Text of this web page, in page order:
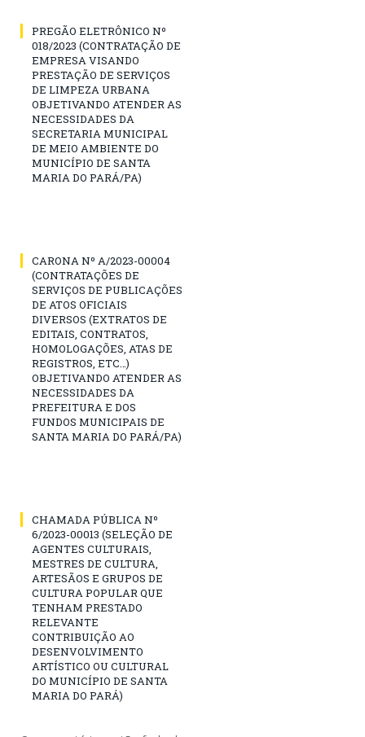
PREGÃO ELETRÔNICO Nº
018/2023 (CONTRATAÇÃO DE
EMPRESA VISANDO
PRESTAÇÃO DE SERVIÇOS
DE LIMPEZA URBANA
OBJETIVANDO ATENDER AS
NECESSIDADES DA
SECRETARIA MUNICIPAL
DE MEIO AMBIENTE DO
MUNICÍPIO DE SANTA
MARIA DO PARÁ/PA)
CARONA Nº A/2023-00004
(CONTRATAÇÕES DE
SERVIÇOS DE PUBLICAÇÕES
DE ATOS OFICIAIS
DIVERSOS (EXTRATOS DE
EDITAIS, CONTRATOS,
HOMOLOGAÇÕES, ATAS DE
REGISTROS, ETC…)
OBJETIVANDO ATENDER AS
NECESSIDADES DA
PREFEITURA E DOS
FUNDOS MUNICIPAIS DE
SANTA MARIA DO PARÁ/PA)
CHAMADA PÚBLICA Nº
6/2023-00013 (SELEÇÃO DE
AGENTES CULTURAIS,
MESTRES DE CULTURA,
ARTESÃOS E GRUPOS DE
CULTURA POPULAR QUE
TENHAM PRESTADO
RELEVANTE
CONTRIBUIÇÃO AO
DESENVOLVIMENTO
ARTÍSTICO OU CULTURAL
DO MUNICÍPIO DE SANTA
MARIA DO PARÁ)